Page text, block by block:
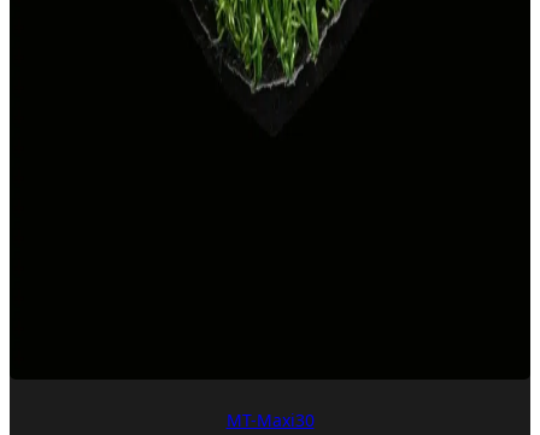
MT-Maxi30